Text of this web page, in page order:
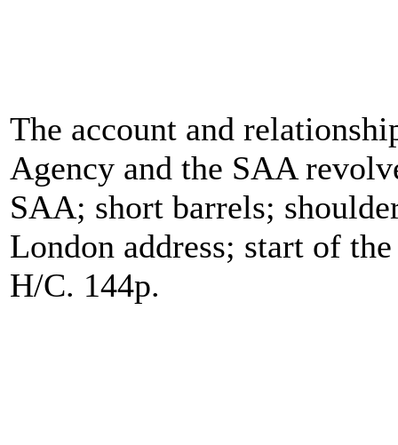
The account and
Agency and the SAA
SAA; short barrels;
London address; start of
H/C. 144p.